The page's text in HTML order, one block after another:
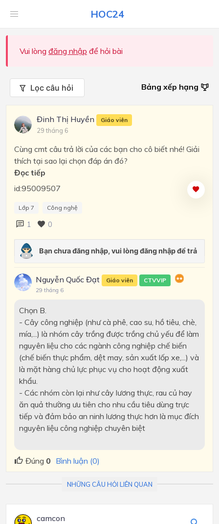
HOC24
Vui lòng đăng nhập để hỏi bài
Lọc câu hỏi Bảng xếp hạng
Đinh Thị Huyền Giáo viên
29 tháng 6
Cùng cmt câu trả lời của các bạn cho cô biết nhé! Giải
thích tại sao lại chọn đáp án đó?
Đọc tiếp
id:95009507
Lớp 7 Công nghệ
1 0
Nguyễn Quốc Đạt Giáo viên CTVVIP
29 tháng 6
Chọn B.
- Cây công nghiệp (như cà phê, cao su, hồ tiêu, chè,
mía,...) là nhóm cây trồng được trồng chủ yếu để làm
nguyên liệu cho các ngành công nghiệp chế biến
(chế biến thực phẩm, dệt may, sản xuất lốp xe,...) và
là mặt hàng chủ lực phục vụ cho hoạt động xuất
khẩu.
- Các nhóm còn lại như cây lương thực, rau củ hay
ăn quả thường ưu tiên cho nhu cầu tiêu dùng trực
tiếp và đảm bảo an ninh lương thực hơn là mục đích
nguyên liệu công nghiệp chuyên biệt
Đúng 0 Bình luận (0)
NHỮNG CÂU HỎI LIÊN QUAN
camcon